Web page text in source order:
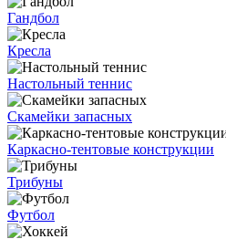
Гандбол
Кресла
Настольный теннис
Скамейки запасных
Каркасно-тентовые конструкции
Трибуны
Футбол